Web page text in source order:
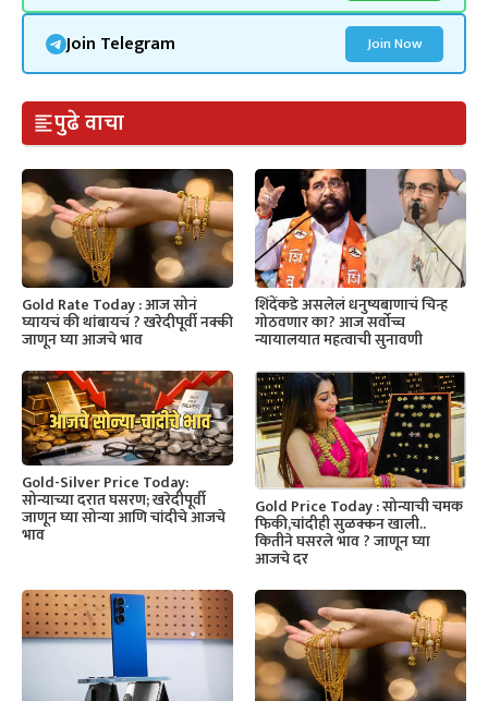
Join Telegram Join Now
पुढे वाचा
Gold Rate Today : आज सोनं
घ्यायचं की थांबायचं ? खरेदीपूर्वी नक्की
जाणून घ्या आजचे भाव
शिंदेंकडे असलेलं धनुष्यबाणाचं चिन्ह
गोठवणार का? आज सर्वोच्च
न्यायालयात महत्वाची सुनावणी
Gold-Silver Price Today:
सोन्याच्या दरात घसरण; खरेदीपूर्वी
जाणून घ्या सोन्या आणि चांदीचे आजचे
भाव
Gold Price Today : सोन्याची चमक
फिकी,चांदीही सुळक्कन खाली..
कितीने घसरले भाव ? जाणून घ्या
आजचे दर